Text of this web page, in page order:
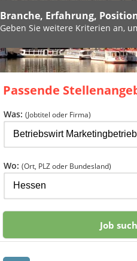
Branche, Erfahrung,
Geben Sie weitere Kriterien an,
Passende
Was: (Jobtitel oder Firma)
Wo: (Ort, PLZ oder Bundesland)